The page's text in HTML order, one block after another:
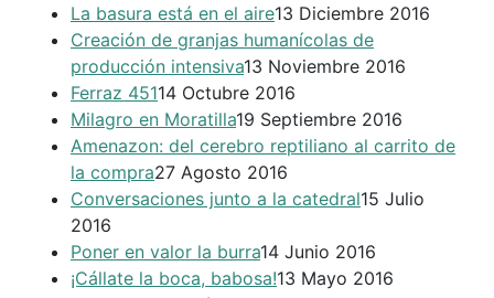
La basura está en el aire13 Diciembre 2016
Creación de granjas humanícolas de
producción intensiva13 Noviembre 2016
Ferraz 45114 Octubre 2016
Milagro en Moratilla19 Septiembre 2016
Amenazon: del cerebro reptiliano al carrito de
la compra27 Agosto 2016
Conversaciones junto a la catedral15 Julio
2016
Poner en valor la burra14 Junio 2016
¡Cállate la boca, babosa!13 Mayo 2016